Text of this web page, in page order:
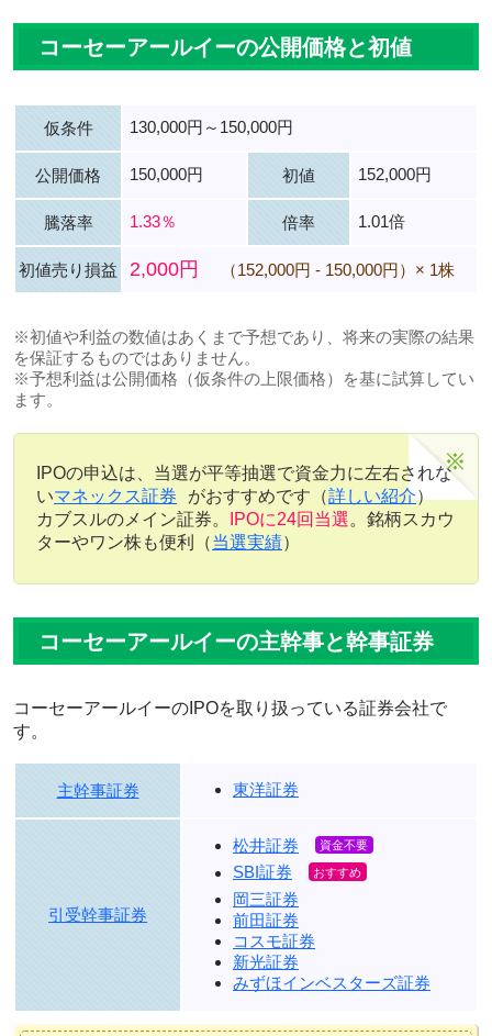
コーセーアールイーの公開価格と初値
仮条件 130,000円～150,000円
公開価格 150,000円 初値 152,000円
騰落率 1.33％ 倍率 1.01倍
初値売り損益 2,000円 （152,000円 - 150,000円）× 1株
※初値や利益の数値はあくまで予想であり、将来の実際の結果
を保証するものではありません。
※予想利益は公開価格（仮条件の上限価格）を基に試算してい
ます。
IPOの申込は、当選が平等抽選で資金力に左右されな
いマネックス証券 がおすすめです（詳しい紹介）
カブスルのメイン証券。
IPOに24回当選。銘柄スカウ
ターやワン株も便利（当選実績）
コーセーアールイーの主幹事と幹事証券
コーセーアールイーのIPOを取り扱っている証券会社で
す。
主幹事証券 東洋証券
引受幹事証券
松井証券
SBI証券
岡三証券
前田証券
コスモ証券
新光証券
みずほインベスターズ証券